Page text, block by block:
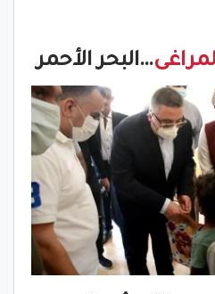
…البحر الأحمر